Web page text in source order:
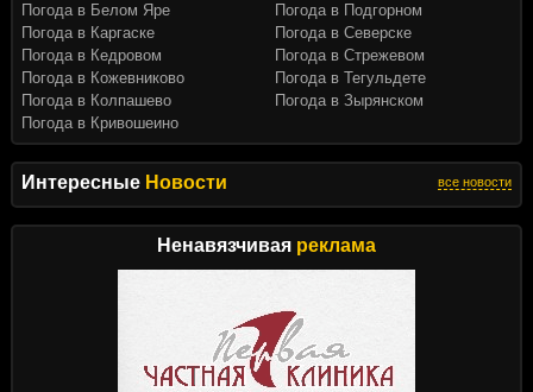
Интересные Новости все новости
Ненавязчивая реклама
Погода в Белом Яре
Погода в Каргаске
Погода в Кедровом
Погода в Кожевниково
Погода в Колпашево
Погода в Кривошеино
Погода в Подгорном
Погода в Северске
Погода в Стрежевом
Погода в Тегульдете
Погода в Зырянском